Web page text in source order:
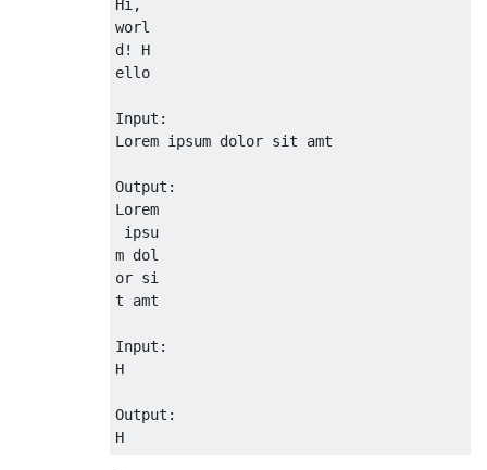
Hi,
worl
d! H
ello
Input:
Lorem ipsum dolor sit amt
Output:
Lorem
ipsu
m dol
or si
t amt
Input:
H
Output: